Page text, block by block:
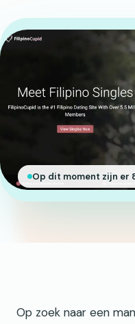
Op dit moment zijn er
Op zoek naar een